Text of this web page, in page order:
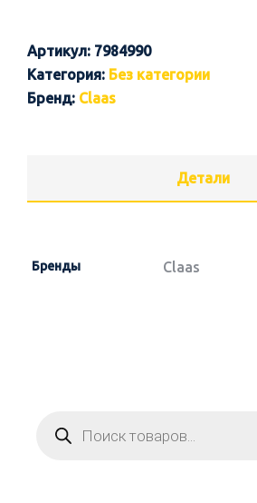
Артикул: 7984990
Категория: Без категории
Бренд: Claas
Детали
Бренды Claas